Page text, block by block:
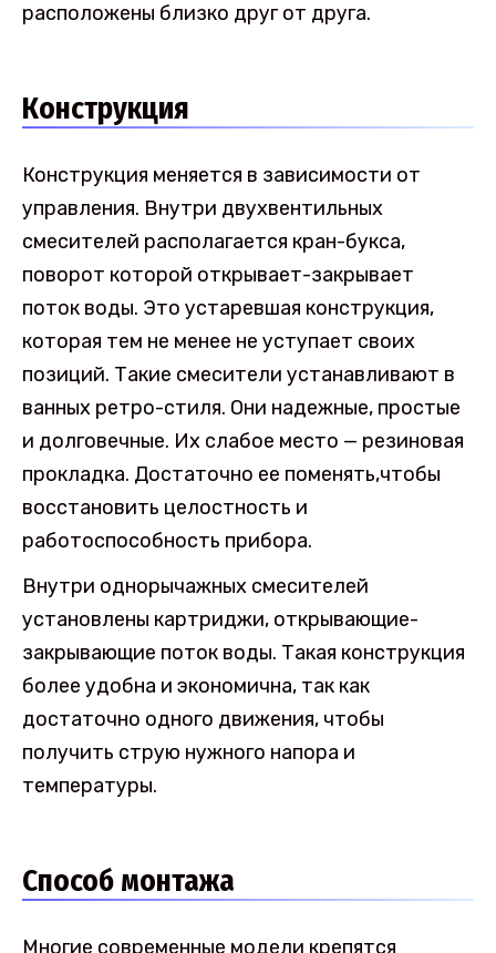
расположены близко друг от друга.
Конструкция
Конструкция меняется в зависимости от
управления. Внутри двухвентильных
смесителей располагается кран-букса,
поворот которой открывает-закрывает
поток воды. Это устаревшая конструкция,
которая тем не менее не уступает своих
позиций. Такие смесители устанавливают в
ванных ретро-стиля. Они надежные, простые
и долговечные. Их слабое место — резиновая
прокладка. Достаточно ее поменять,чтобы
восстановить целостность и
работоспособность прибора.
Внутри однорычажных смесителей
установлены картриджи, открывающие-
закрывающие поток воды. Такая конструкция
более удобна и экономична, так как
достаточно одного движения, чтобы
получить струю нужного напора и
температуры.
Способ монтажа
Многие современные модели крепятся